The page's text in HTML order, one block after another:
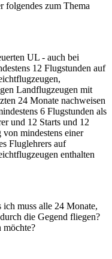
folgendes zum Thema
UL - auch bei
12 Flugstunden auf
Landflugzeugen mit
24 Monate nachweisen
6 Flugstunden als
und 12 Starts und 12
mindestens einer
Fluglehrers auf
enthalten
ich muss alle 24 Monate,
die Gegend fliegen?
möchte?